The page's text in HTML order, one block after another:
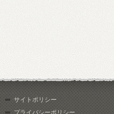
サイトポリシー
プライバシーポリシー